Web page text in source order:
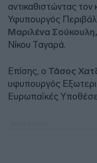
αντικαθιστώντας
Υφυπουργός
Μαριλένα Σούκουλη,
Νίκου Ταγαρά.
Επίσης, ο Τάσος
υφυπουργός
Ευρωπαϊκές